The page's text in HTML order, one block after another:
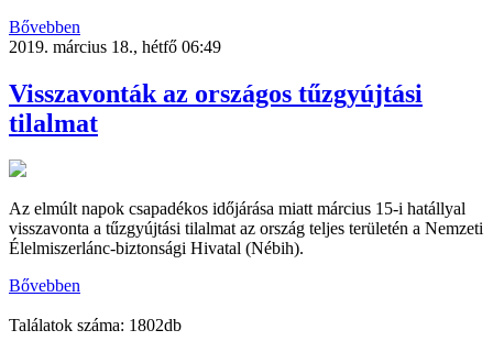
Bővebben
2019. március 18., hétfő 06:49
Visszavonták az országos tűzgyújtási
tilalmat
Az elmúlt napok csapadékos időjárása miatt március 15-i hatállyal
visszavonta a tűzgyújtási tilalmat az ország teljes területén a Nemzeti
Élelmiszerlánc-biztonsági Hivatal (Nébih).
Bővebben
Találatok száma: 1802db